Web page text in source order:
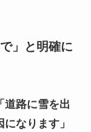
」と明確に
「道路に雪を出
なります」